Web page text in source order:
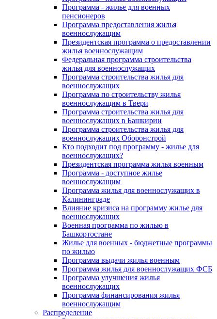
Программа - жилье для военных
пенсионеров
Программа предоставления жилья
военнослужащим
Президентская программа о предоставлении
жилья военнослужащим
Федеральная программа строительства
жилья для военнослужащих
Программа строительства жилья для
военнослужащих
Программа по строительству жилья
военнослужащим в Твери
Программа строительства жилья для
военнослужащих в Башкирии
Программа строительства жилья для
военнослужащих Оборонстрой
Кто подходит под программу - жилье для
военнослужащих?
Президентская программа жилья военным
Программа - доступное жилье
военнослужащим
Программа жилья для военнослужащих в
Калининграде
Влияние кризиса на программу жилье для
военнослужащих
Военная программа по жилью в
Башкортостане
Жилье для военных - бюджетные программы
по жилью
Программа выдачи жилья военным
Программа жилья для военнослужащих ФСБ
Программа улучшения жилья
военнослужащих
Программа финансирования жилья
военнослужащим
Распределение